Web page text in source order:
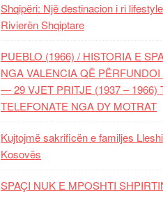
Shqipëri: Një destinacion i ri
Rivierën Shqiptare
PUEBLO (1966) / HISTORIA E
NGA VALENCIA QË
— 29 VJET PRITJE (1937 – 1966)
TELEFONATE NGA DY MOTRAT
Kujtojmë sakrificën e familjes
Kosovës
SPAÇI NUK E MPOSHTI